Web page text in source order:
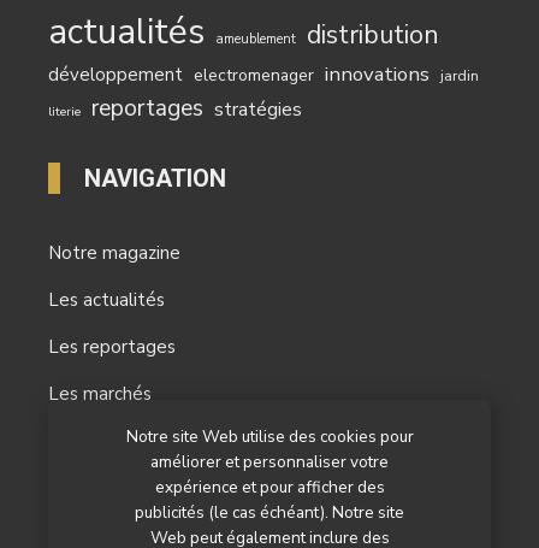
Notre site Web utilise des cookies pour
améliorer et personnaliser votre
expérience et pour afficher des
publicités (le cas échéant). Notre site
Web peut également inclure des
actualités ameublement distribution
développement electromenager innovations jardin
literie reportages stratégies
NAVIGATION
Notre magazine
Les actualités
Les reportages
Les marchés
Nos autres titres